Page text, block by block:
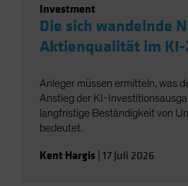
Investment
Die sich wandelnde
Aktienqualität im
Anleger müssen ermitteln, was
Anstieg der KI-
langfristige Beständigkeit von
bedeutet.
Kent Hargis 17 Juli 2026